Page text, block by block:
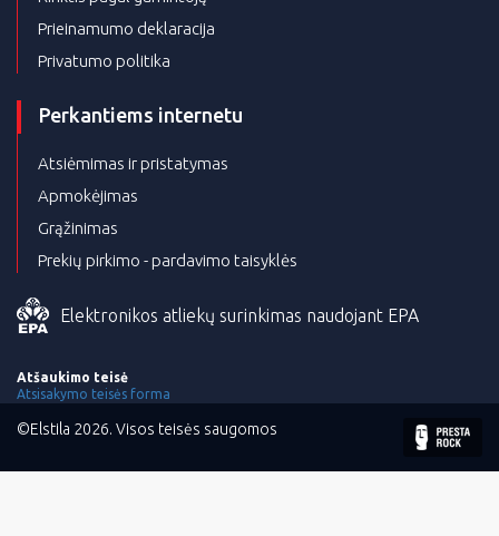
Prieinamumo deklaracija
Privatumo politika
Perkantiems internetu
Atsiėmimas ir pristatymas
Apmokėjimas
Grąžinimas
Prekių pirkimo - pardavimo taisyklės
Elektronikos atliekų surinkimas naudojant EPA
Atšaukimo teisė
Atsisakymo teisės forma
©Elstila 2026. Visos teisės saugomos